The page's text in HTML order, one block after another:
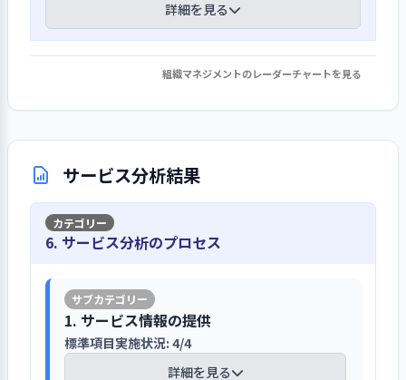
感染症対策の必要性から保護者が保育
室等の園内に掲示されている保育理念
や目標を閲覧できることがなくなった
また、これらの内容は入園前の説明会
のほか毎年の保護者会でも園長が説明
をしている。今年度5月に行われた保護
者会でも園長から現在の子どもの姿に
ついての話しと共に園目標と保育のね
らいについて説明があった。その際に
に基づく各クラスの年間目標の根幹と
して理念や方針などについて話をして
いる。
おり、円滑な園内共有が行われている様
子が伺える。
行事ごとの感想文や子育て支援事業のア
ンケートを通じて地域の福祉ニーズを掴
保護者の意向や意見を把握するために
（い・しんでん・しん）を設置してい
るほか、行事等の後には感想文として
意見を募っている。保護者から寄せら
に、園だよりでその内容を公開してい
る。また、地域子育て支援のアンケー
トにも取り組んでおり、区立園が行って
いる子育て支援事業への参加率や認知
関わらず各自が1～2回実施している。
その後の振り返りも行われており、議事
録からは散歩やプール前の声掛けや、
子どもが自分で行くか行かないかを考
確認している様子が伺えた。
区のマニュアルをベースとした園の虐待
防止及び見守り児の対応を作成し展開し
ている
区の虐待防止マニュアルに基づいて園
としての「虐待防止及び見守り児の対
応」として、保育園の役割を明確にし
ている。その役割は早期発見や初期対
応、連携や援助等に区分している。ま
先順位を決定している。園では園内処
理で済まない怪我と感染症への対応、
散歩先での事故を優先すべきリスクと
た、この検討を通じて職員のリスクに
する職員間のバラつきの是正のほか、
初期対応の不十分さによる二次被害の
発生事例の共有なども行われている。
など有事の際の実行性を高めている
災害訓練年間計画表を策定し、地震や
火災発生時の避難訓練や消火訓練を行
詳細かつ明確な保育士としてのキャリア
パスという形で必要な人材像を明示して
いる
能力について、中・長期的に示したキ
ャリアアップに基づいたキャリアパス
ャリアパスは新規採用保育士から中
堅、主任保育士を経て最終的には園長
への道筋となっている。このキャリア
パスのための保育士に期待される保育
り、勤続年数による保育士の姿も明示
されている。職員はこのキャリアパス
を目安にしながら自身の将来を考える
と共に、育成室や児童相談所等の専門
詳細を見る
1. 事業所の重要課題に対して、目標設定・取り
1. 事業所の理念・基本方針の実現を図る上での重要課
題について、前年度具体的な目標を設定して取り組
る（その１）
【前年度の重要課題に対する組織的な活
動（評価機関によるまとめ）】
組織マネジメントのレーダーチャートを見る
サービス分析結果
6. サービス分析のプロセス
1. サービス情報の提供
標準項目実施状況: 4/4
詳細を見る